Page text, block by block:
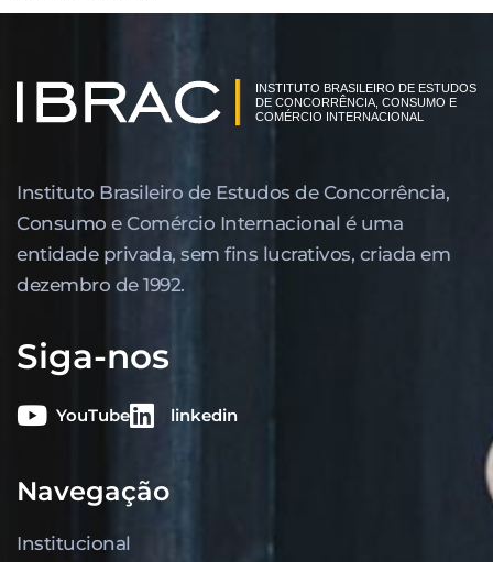
Instituto Brasileiro de Estudos de Concor­rência,
Consumo e Comércio Internacional é uma
entidade privada, sem fins lucrativos, criada em
dezembro de 1992.
Siga-nos
YouTube linkedin
Navegação
Institucional